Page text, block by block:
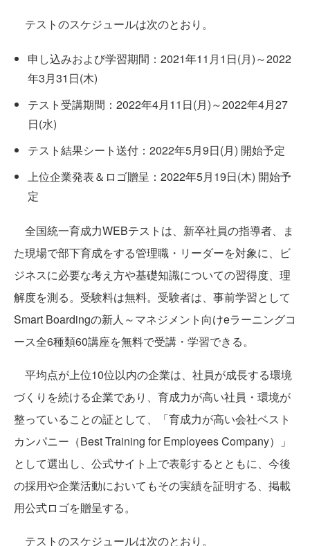
テストのスケジュールは次のとおり。
申し込みおよび学習期間：2021年11月1日(月)～2022
年3月31日(木)
テスト受講期間：2022年4月11日(月)～2022年4月27
日(水)
テスト結果シート送付：2022年5月9日(月) 開始予定
上位企業発表＆ロゴ贈呈：2022年5月19日(木) 開始予
定
全国統一育成力WEBテストは、新卒社員の指導者、ま
た現場で部下育成をする管理職・リーダーを対象に、ビ
ジネスに必要な考え方や基礎知識についての習得度、理
解度を測る。受験料は無料。受験者は、事前学習として
Smart Boardingの新人～マネジメント向けeラーニングコ
ース全6種類60講座を無料で受講・学習できる。
平均点が上位10位以内の企業は、社員が成長する環境
づくりを続ける企業であり、育成力が高い社員・環境が
整っていることの証として、「育成力が高い会社ベスト
カンパニー（Best Training for Employees Company）」
として選出し、公式サイト上で表彰するとともに、今後
の採用や企業活動においてもその実績を証明する、掲載
用公式ロゴを贈呈する。
テストのスケジュールは次のとおり。